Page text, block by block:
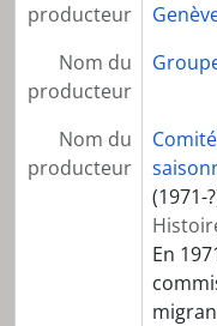
producteur
Nom du
producteur
Nom du
producteur
(1971-
En